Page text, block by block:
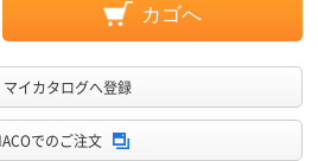
カゴへ
マイカタログへ登録
でのご注文